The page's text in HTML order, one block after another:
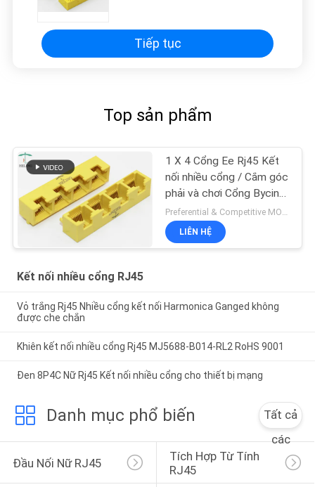
Tiếp tục
Top sản phẩm
1 X 4 Cổng Ee Rj45 Kết
nối nhiều cổng / Cắm góc
phải và chơi Cổng Bycino
Lan Lan
Preferential & Competitive MOQ:2000
LIÊN HỆ
Kết nối nhiều cổng RJ45
Vỏ trắng Rj45 Nhiều cổng kết nối Harmonica Ganged không
được che chắn
Khiên kết nối nhiều cổng Rj45 MJ5688-B014-RL2 RoHS 9001
Đen 8P4C Nữ Rj45 Kết nối nhiều cổng cho thiết bị mạng
Danh mục phổ biến
Tất cả
các
Đầu Nối Nữ RJ45
Tích Hợp Từ Tính
RJ45